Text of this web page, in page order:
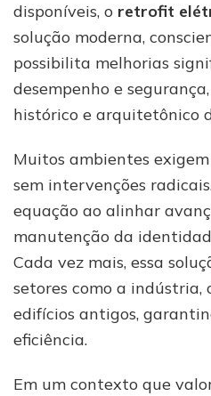
disponíveis, o retrofit
solução moderna,
possibilita melhorias
desempenho e
histórico e arquitetônico
Muitos ambientes
sem intervenções
equação ao alinhar
manutenção da
Cada vez mais, essa
setores como a indústria,
edifícios antigos,
eficiência.
Em um contexto que